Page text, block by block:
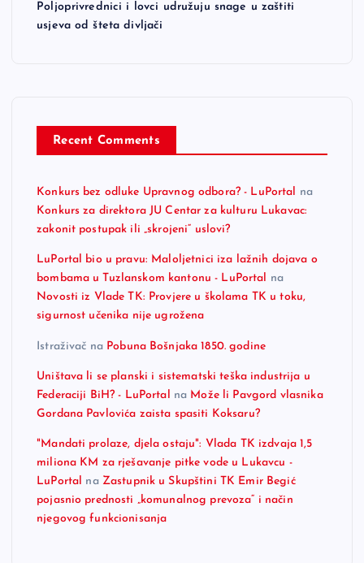
Poljoprivrednici i lovci udružuju snage u zaštiti
usjeva od šteta divljači
Recent Comments
Konkurs bez odluke Upravnog odbora? - LuPortal na
Konkurs za direktora JU Centar za kulturu Lukavac:
zakonit postupak ili „skrojeni“ uslovi?
LuPortal bio u pravu: Maloljetnici iza lažnih dojava o
bombama u Tuzlanskom kantonu - LuPortal na
Novosti iz Vlade TK: Provjere u školama TK u toku,
sigurnost učenika nije ugrožena
Istraživač na Pobuna Bošnjaka 1850. godine
Uništava li se planski i sistematski teška industrija u
Federaciji BiH? - LuPortal
na Može li Pavgord vlasnika
Gordana Pavlovića zaista spasiti Koksaru?
"Mandati prolaze, djela ostaju": Vlada TK izdvaja 1,5
miliona KM za rješavanje pitke vode u Lukavcu -
LuPortal na Zastupnik u Skupštini TK Emir Begić
pojasnio prednosti „komunalnog prevoza“ i način
njegovog funkcionisanja